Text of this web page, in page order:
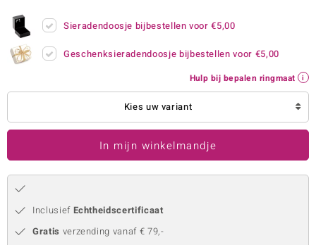
Collection
Sieradendoosje bijbestellen voor€5,00
Geschenksieradendoosje bijbestellen voor €5,00
Hulp bij bepalen ringmaat
Kies uw variant
In mijn winkelmandje
Inclusief Echtheidscertificaat
Gratis verzending vanaf € 79,-